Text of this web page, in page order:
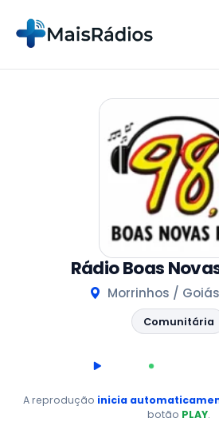
Rádio Boas
Morrinhos /
Comunitária
AO VIVO
A reprodução inicia
botão PLAY.